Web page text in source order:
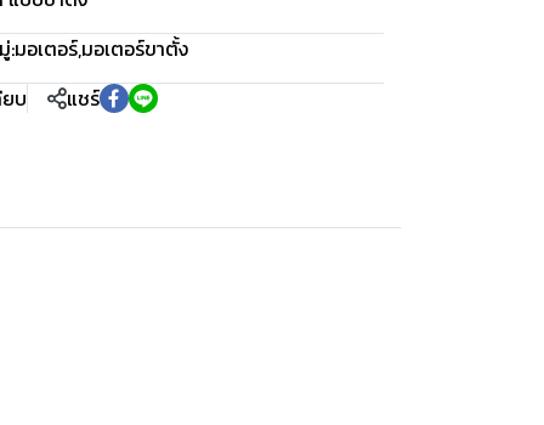
:มอเตอร์,มอเตอร์ขาตั้ง
บ แชร์